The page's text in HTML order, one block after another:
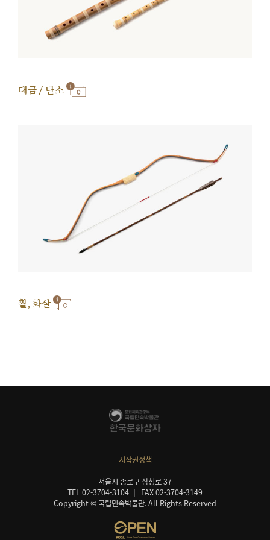
대금 / 단소
활, 화살
저작권정책
서울시 종로구 삼청로 37
TEL 02-3704-3104
FAX 02-3704-3149
Copyright © 국립민속박물관. All Rights Reserved